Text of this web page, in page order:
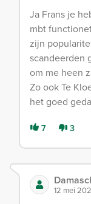
Ja Frans je
mbt
zijn
scandeerden
om me heen
Zo ook Te
het goed
7 3
12 mei